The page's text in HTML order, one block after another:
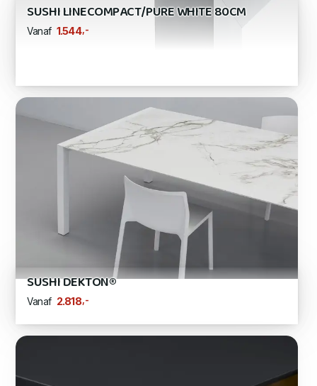
SUSHI LINECOMPACT/PURE WHITE 80CM
Vanaf 1.544,-
SUSHI DEKTON®
Vanaf 2.818,-